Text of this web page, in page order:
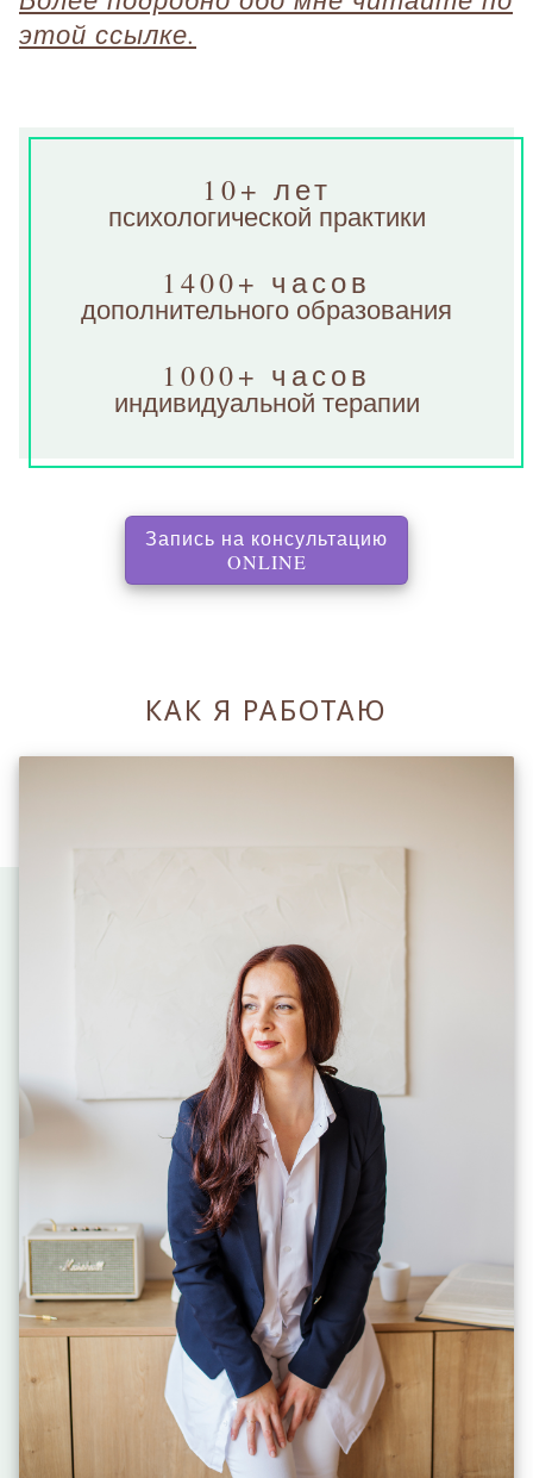
этой ссылке.
10+ лет
психологической практики
1400+ часов
дополнительного образования
1000+ часов
индивидуальной терапии
Запись на консультацию
ONLINE, перенаправляет на
КАК Я РАБОТАЮ